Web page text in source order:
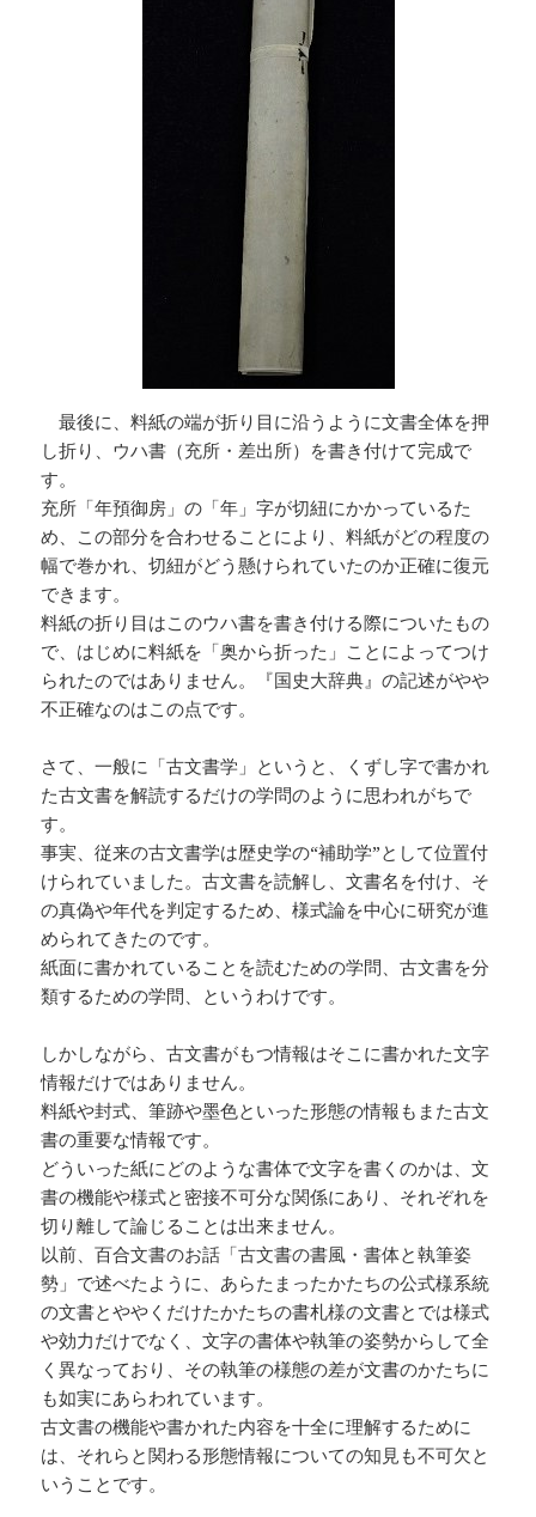
最後に、料紙の端が折り目に沿うように文書全体を押
し折り、ウハ書（充所・差出所）を書き付けて完成で
す。
充所「年預御房」の「年」字が切紐にかかっているた
め、この部分を合わせることにより、料紙がどの程度の
幅で巻かれ、切紐がどう懸けられていたのか正確に復元
できます。
料紙の折り目はこのウハ書を書き付ける際についたもの
で、はじめに料紙を「奥から折った」ことによってつけ
られたのではありません。『国史大辞典』の記述がやや
不正確なのはこの点です。
さて、一般に「古文書学」というと、くずし字で書かれ
た古文書を解読するだけの学問のように思われがちで
す。
事実、従来の古文書学は歴史学の“補助学”として位置付
けられていました。古文書を読解し、文書名を付け、そ
の真偽や年代を判定するため、様式論を中心に研究が進
められてきたのです。
紙面に書かれていることを読むための学問、古文書を分
類するための学問、というわけです。
しかしながら、古文書がもつ情報はそこに書かれた文字
情報だけではありません。
料紙や封式、筆跡や墨色といった形態の情報もまた古文
書の重要な情報です。
どういった紙にどのような書体で文字を書くのかは、文
書の機能や様式と密接不可分な関係にあり、それぞれを
切り離して論じることは出来ません。
以前、百合文書のお話「古文書の書風・書体と執筆姿
勢」で述べたように、あらたまったかたちの公式様系統
の文書とややくだけたかたちの書札様の文書とでは様式
や効力だけでなく、文字の書体や執筆の姿勢からして全
く異なっており、その執筆の様態の差が文書のかたちに
も如実にあらわれています。
古文書の機能や書かれた内容を十全に理解するために
は、それらと関わる形態情報についての知見も不可欠と
いうことです。